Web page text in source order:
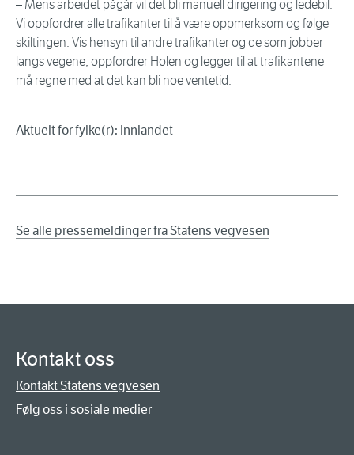
– Mens arbeidet pågår vil det bli manuell dirigering og ledebil.
Vi oppfordrer alle trafikanter til å være oppmerksom og følge
skiltingen. Vis hensyn til andre trafikanter og de som jobber
langs vegene, oppfordrer Holen og legger til at trafikantene
må regne med at det kan bli noe ventetid.
Aktuelt for fylke(r): Innlandet
Se alle pressemeldinger fra Statens vegvesen
Kontakt oss
Kontakt Statens vegvesen
Følg oss i sosiale medier